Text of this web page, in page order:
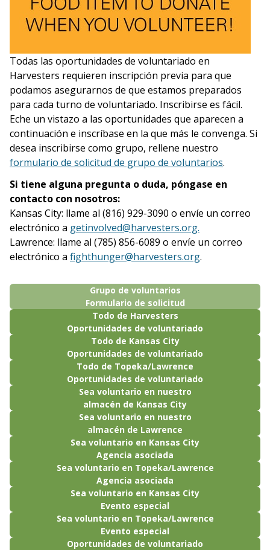
Todas las oportunidades de voluntariado en
Harvesters requieren inscripción previa para que
podamos asegurarnos de que estamos preparados
para cada turno de voluntariado. Inscribirse es fácil.
Eche un vistazo a las oportunidades que aparecen a
continuación e inscríbase en la que más le convenga. Si
desea inscribirse como grupo, rellene nuestro
formulario de solicitud de grupo de voluntarios.
Si tiene alguna pregunta o duda, póngase en
contacto con nosotros:
Kansas City: llame al (816) 929-3090 o envíe un correo
electrónico a getinvolved@harvesters.org.
Lawrence: llame al (785) 856-6089 o envíe un correo
electrónico a fighthunger@harvesters.org.
Grupo de voluntarios
Formulario de solicitud
Todo de Harvesters
Oportunidades de voluntariado
Todo de Kansas City
Oportunidades de voluntariado
Todo de Topeka/Lawrence
Oportunidades de voluntariado
Sea voluntario en nuestro
almacén de Kansas City
Sea voluntario en nuestro
almacén de Lawrence
Sea voluntario en Kansas City
Agencia asociada
Sea voluntario en Topeka/Lawrence
Agencia asociada
Sea voluntario en Kansas City
Evento especial
Sea voluntario en Topeka/Lawrence
Evento especial
Oportunidades de voluntariado